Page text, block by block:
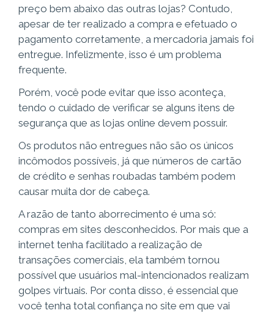
preço bem abaixo das outras lojas? Contudo,
apesar de ter realizado a compra e efetuado o
pagamento corretamente, a mercadoria jamais foi
entregue. Infelizmente, isso é um problema
frequente.
Porém, você pode evitar que isso aconteça,
tendo o cuidado de verificar se alguns itens de
segurança que as lojas online devem possuir.
Os produtos não entregues não são os únicos
incômodos possíveis, já que números de cartão
de crédito e senhas roubadas também podem
causar muita dor de cabeça.
A razão de tanto aborrecimento é uma só:
compras em sites desconhecidos. Por mais que a
internet tenha facilitado a realização de
transações comerciais, ela também tornou
possível que usuários mal-intencionados realizam
golpes virtuais. Por conta disso, é essencial que
você tenha total confiança no site em que vai